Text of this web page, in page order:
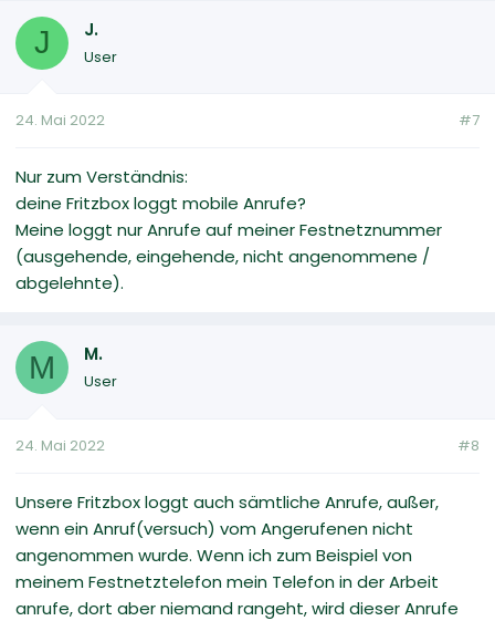
J J.
User
24. Mai 2022 #7
Nur zum Verständnis:
deine Fritzbox loggt mobile Anrufe?
Meine loggt nur Anrufe auf meiner Festnetznummer
(ausgehende, eingehende, nicht angenommene /
abgelehnte).
M M.
User
24. Mai 2022 #8
Unsere Fritzbox loggt auch sämtliche Anrufe, außer,
wenn ein Anruf(versuch) vom Angerufenen nicht
angenommen wurde. Wenn ich zum Beispiel von
meinem Festnetztelefon mein Telefon in der Arbeit
anrufe, dort aber niemand rangeht, wird dieser Anrufe